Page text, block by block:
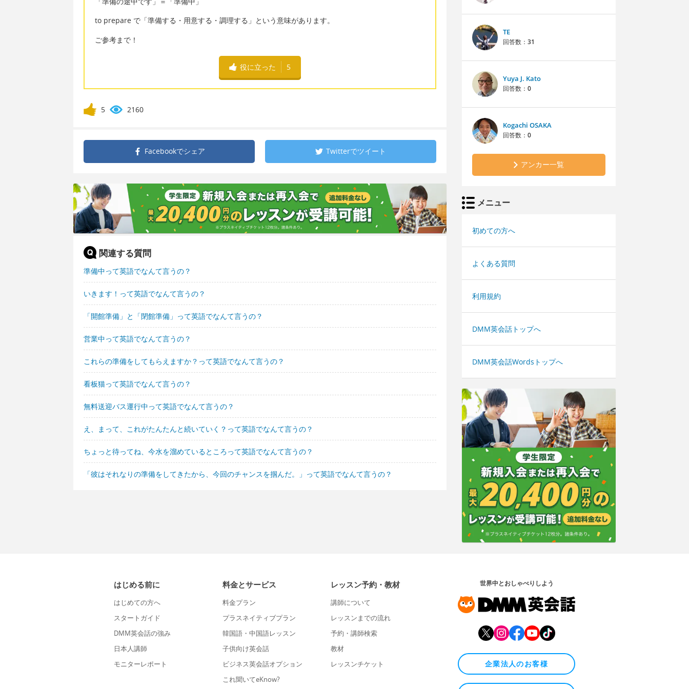
to prepare で「準備する・用意する・調理する」という意味があります。
ご参考まで！
役に立った 5
5 2160
Facebookでシェア Twitterでツイート
関連する質問
準備中って英語でなんて言うの？
いきます！って英語でなんて言うの？
「開館準備」と「閉館準備」って英語でなんて言うの？
営業中って英語でなんて言うの？
これらの準備をしてもらえますか？って英語でなんて言うの？
看板猫って英語でなんて言うの？
無料送迎バス運行中って英語でなんて言うの？
え、まって、これがたんたんと続いていく？って英語でなんて言うの？
ちょっと待ってね、今水を溜めているところって英語でなんて言うの？
「彼はそれなりの準備をしてきたから、今回のチャンスを掴んだ。」って英語でなんて言うの？
TE
回答数： 31
Yuya J. Kato
回答数： 0
Kogachi OSAKA
回答数： 0
アンカー一覧
メニュー
初めての方へ
よくある質問
利用規約
DMM英会話トップへ
DMM英会話Wordsトップへ
はじめる前に
はじめての方へ
スタートガイド
DMM英会話の強み
日本人講師
モニターレポート
料金とサービス
料金プラン
プラスネイティブプラン
韓国語・中国語レッスン
子供向け英会話
ビジネス英会話オプション
これ聞いてeKnow?
レッスン予約・教材
講師について
レッスンまでの流れ
予約・講師検索
教材
レッスンチケット
世界中とおしゃべりしよう
企業法人のお客様